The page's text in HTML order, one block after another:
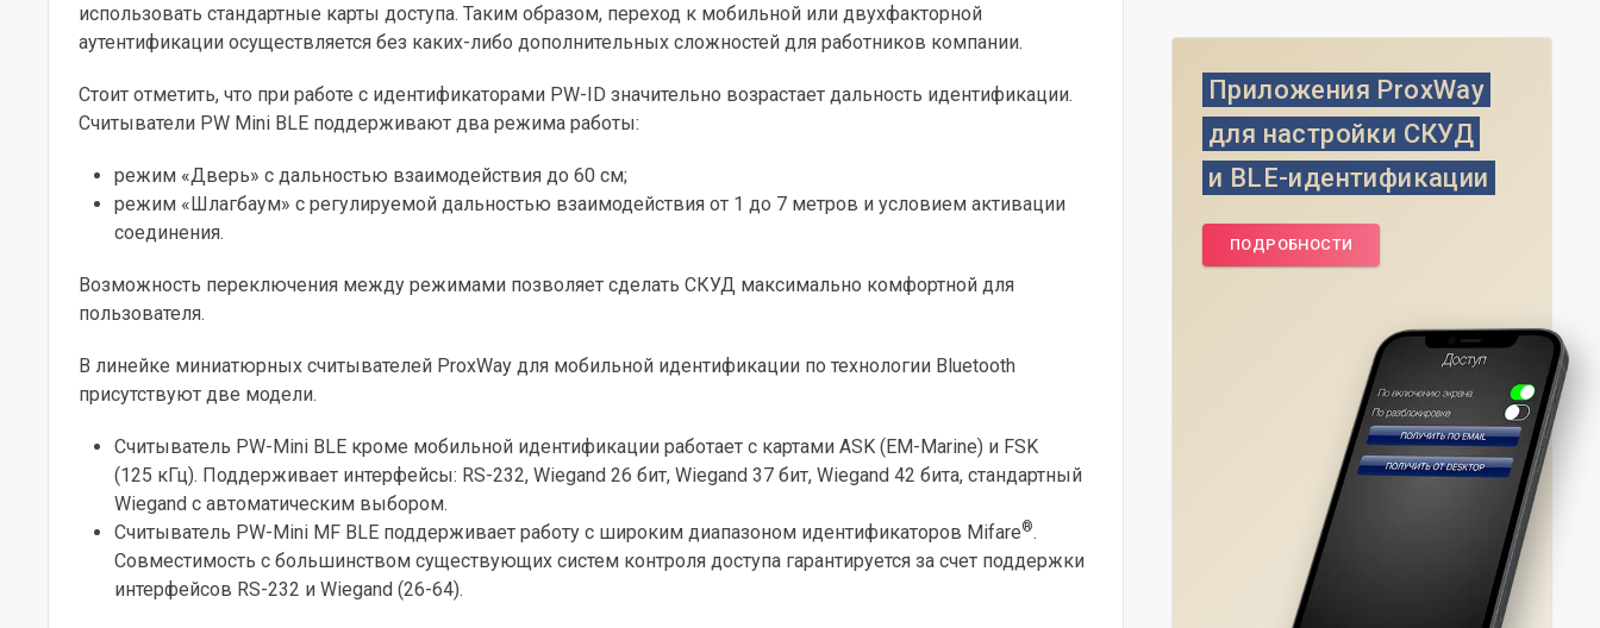
использовать стандартные карты доступа. Таким образом, переход к мобильной или двухфакторной
аутентификации осуществляется без каких-либо дополнительных сложностей для работников компании.
Стоит отметить, что при работе с идентификаторами PW-ID значительно возрастает дальность идентификации.
Считыватели PW Mini BLE поддерживают два режима работы:
режим «Дверь» с дальностью взаимодействия до 60 см;
режим «Шлагбаум» с регулируемой дальностью взаимодействия от 1 до 7 метров и условием активации
соединения.
Возможность переключения между режимами позволяет сделать СКУД максимально комфортной для
пользователя.
В линейке миниатюрных считывателей ProxWay для мобильной идентификации по технологии Bluetooth
присутствуют две модели.
Считыватель PW-Mini BLE кроме мобильной идентификации работает с картами ASK (EM-Marine) и FSK
(125 кГц). Поддерживает интерфейсы: RS-232, Wiegand 26 бит, Wiegand 37 бит, Wiegand 42 бита, стандартный
Wiegand с автоматическим выбором.
Считыватель PW-Mini MF BLE поддерживает работу с широким диапазоном идентификаторов Mifare®.
Совместимость с большинством существующих систем контроля доступа гарантируется за счет поддержки
интерфейсов RS-232 и Wiegand (26-64).
Приложения ProxWay
для настройки СКУД
и BLE-идентификации
ПОДРОБНОСТИ